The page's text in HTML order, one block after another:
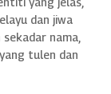
dan jiwa
nama,
tulen dan